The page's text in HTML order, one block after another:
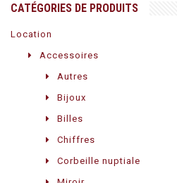
CATÉGORIES DE PRODUITS
Location
Accessoires
Autres
Bijoux
Billes
Chiffres
Corbeille nuptiale